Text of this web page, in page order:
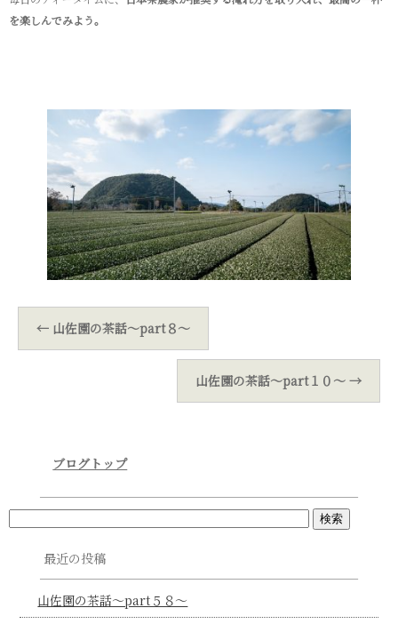
を楽しんでみよう。
← 山佐園の茶話～part８～
山佐園の茶話～part１０～ →
ブログトップ
最近の投稿
山佐園の茶話～part５８～